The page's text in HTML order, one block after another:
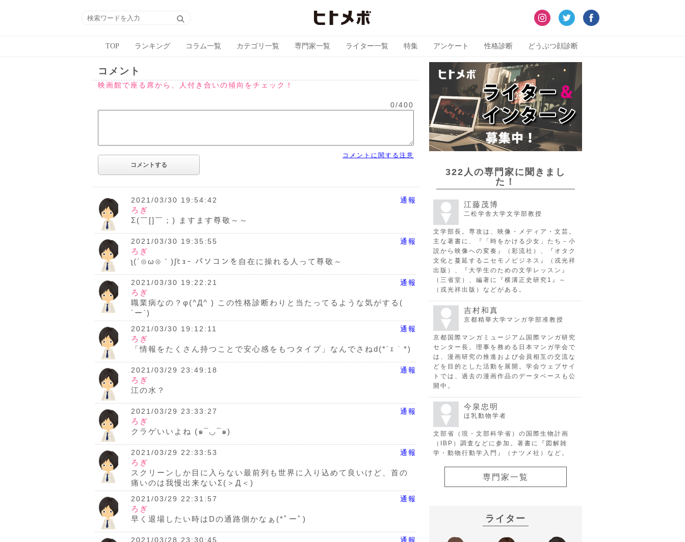
TOP ランキング コラム一覧 カテゴリ一覧 専門家一覧 ライター一覧 特集 アンケート 性格診断 どうぶつ顔診断
コメント
映画館で座る席から、人付き合いの傾向をチェック！
0/400
コメントに関する注意
2021/03/30 19:54:42
通報
ろぎ
Σ(￣[]￣；) ますます尊敬～～
2021/03/30 19:35:55
通報
ろぎ
ʅ(´⊙ω⊙｀)ʃﾋｮｰ パソコンを自在に操れる人って尊敬～
2021/03/30 19:22:21
通報
ろぎ
職業病なの？φ(^Д^ ) この性格診断わりと当たってるような気がする(
´ー`)
2021/03/30 19:12:11
通報
ろぎ
「情報をたくさん持つことで安心感をもつタイプ」なんでさねd(*´ｪ｀*)
2021/03/29 23:49:18
通報
ろぎ
江の水？
2021/03/29 23:33:27
通報
ろぎ
クラゲいいよね (๑¯◡¯๑)
2021/03/29 22:33:53
通報
ろぎ
スクリーンしか目に入らない最前列も世界に入り込めて良いけど、首の
痛いのは我慢出来ないΣ(＞Д＜)
2021/03/29 22:31:57
通報
ろぎ
早く退場したい時はDの通路側かなぁ(*ﾟーﾟ)
2021/03/28 23:30:45
通報
322人の専門家に聞きまし
た！
江藤茂博
二松学舎大学文学部教授
文学部長。専攻は、映像・メディア・文芸。
主な著書に、『「時をかける少女」たち－小
説から映像への変奏』（彩流社）、『オタク
文化と蔓延するニセモノビジネス』（戎光祥
出版）、『大学生のための文学レッスン』
（三省堂）、編著に『横溝正史研究1』～
（戎光祥出版）などがある。
吉村和真
京都精華大学マンガ学部准教授
京都国際マンガミュージアム国際マンガ研究
センター長。理事を務める日本マンガ学会で
は、漫画研究の推進および会員相互の交流な
どを目的とした活動を展開。学会ウェブサイ
トでは、過去の漫画作品のデータベースも公
開中。
今泉忠明
ほ乳動物学者
文部省（現・文部科学省）の国際生物計画
（IBP）調査などに参加。著書に『図解雑
学・動物行動学入門』（ナツメ社）など。
専門家一覧
ライター